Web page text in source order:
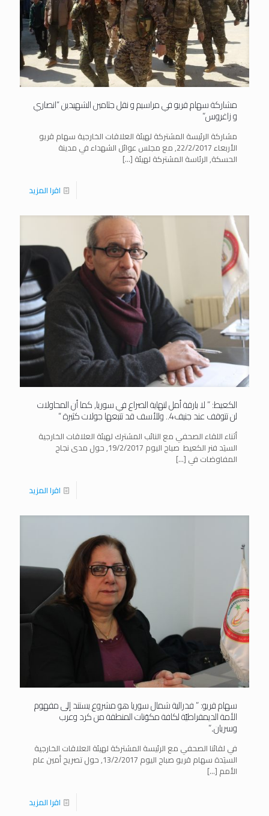
مشاركة سهام قريو في مراسيم و نقل جثامين الشهيدين “انصاري
و زاغروس”
مشاركة الرئيسة المشتركة لهيئة العلاقات الخارجية سهام قريو
الأربعاء 22/2/2017, مع مجلس عوائل الشهداء في مدينة
الحسكة, الرئاسة المشتركة لهيئة […]
اقرا المزيد
الكعيط: ” لا بارقة أمل لنهاية الصراع في سوريا, كما أن المحاولات
لن تتوقف عند جنيف4.. وللأسف قد تتبعها جولات كثيرة “
أثناء اللقاء الصحفي مع النائب المشترك لهيئة العلاقات الخارجية
السيَد فنر الكعيط صباح اليوم 19/2/2017, حول مدى نجاح
المفاوضات في […]
اقرا المزيد
سهام قريو: ” فدرالية شمال سوريا هو مشروع يستند إلى مفهوم
الأمة الديمقراطيّة لكافة مكوَنات المنطقة من كرد وعرب
وسريان..”
في لقائنا الصحفي مع الرئيسة المشتركة لهيئة العلاقات الخارجية
السيَدة سهام قريو صباح اليوم 13/2/2017, حول تصريح أمين عام
الأمم […]
اقرا المزيد